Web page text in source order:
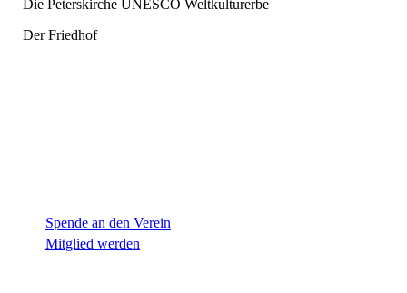
Die Peterskirche UNESCO Weltkulturerbe
Der Friedhof
Spende an den Verein
Mitglied werden